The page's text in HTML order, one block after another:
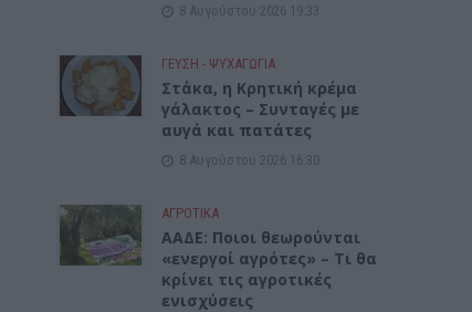
8 Αυγούστου 2026 19:33
ΓΕΎΣΗ - ΨΥΧΑΓΩΓΊΑ
Στάκα, η Κρητική κρέμα
γάλακτος – Συνταγές με
αυγά και πατάτες
8 Αυγούστου 2026 16:30
ΑΓΡΟΤΙΚΑ
ΑΑΔΕ: Ποιοι θεωρούνται
«ενεργοί αγρότες» – Τι θα
κρίνει τις αγροτικές
ενισχύσεις